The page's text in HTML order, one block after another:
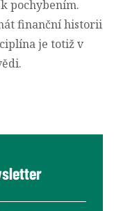
pochybením.
finanční historii
je totiž v